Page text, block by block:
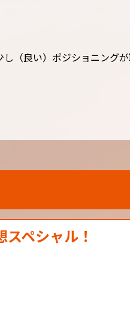
（良い）ポジショニング
ペシャル！